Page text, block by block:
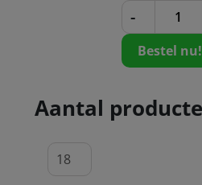
-
Bestel nu!
Aantal